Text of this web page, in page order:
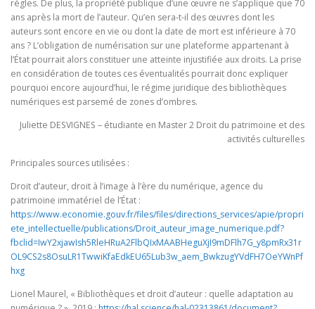
règles. De plus, la propriété publique d’une œuvre ne s’applique que 70
ans après la mort de l’auteur. Qu’en sera-t-il des œuvres dont les
auteurs sont encore en vie ou dont la date de mort est inférieure à 70
ans ? L’obligation de numérisation sur une plateforme appartenant à
l’État pourrait alors constituer une atteinte injustifiée aux droits. La prise
en considération de toutes ces éventualités pourrait donc expliquer
pourquoi encore aujourd’hui, le régime juridique des bibliothèques
numériques est parsemé de zones d’ombres.
Juliette DESVIGNES – étudiante en Master 2 Droit du patrimoine et des
activités culturelles
Principales sources utilisées :
Droit d’auteur, droit à l’image à l’ère du numérique, agence du
patrimoine immatériel de l’État :
https://www.economie.gouv.fr/files/files/directions_services/apie/propri
ete_intellectuelle/publications/Droit_auteur_image_numerique.pdf?
fbclid=IwY2xjawIsh5RleHRuA2FlbQIxMAABHeguXjI9mDFlh7G_y8pmRx31r
OL9CS2s8OsuLR1TwwiKfaEdkEU65Lub3w_aem_BwkzugYVdFH7OeYWnPf
hxg
Lionel Maurel, « Bibliothèques et droit d’auteur : quelle adaptation au